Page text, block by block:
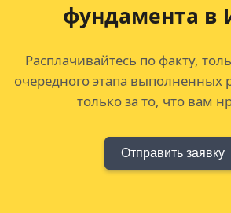
фундамента в
Расплачивайтесь по факту,
очередного этапа выполненных
только за то, что вам
Отправить заявку